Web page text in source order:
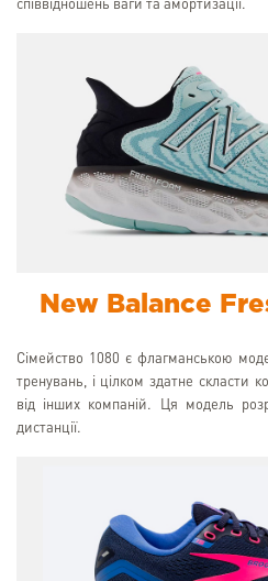
співвідношень ваги та амортизації.
New Balance
Сімейство 1080 є флагманською
тренувань, і цілком здатне скласти
від інших компаній. Ця модель
дистанції.